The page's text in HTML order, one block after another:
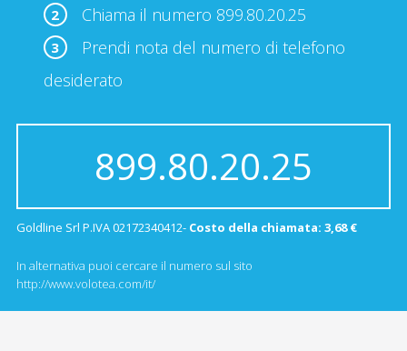
2 Chiama il numero 899.80.20.25
3
Prendi nota del numero di telefono
desiderato
899.80.20.25
Goldline Srl P.IVA 02172340412- Costo della chiamata: 3,68 €
In alternativa puoi cercare il numero sul sito
http://www.volotea.com/it/